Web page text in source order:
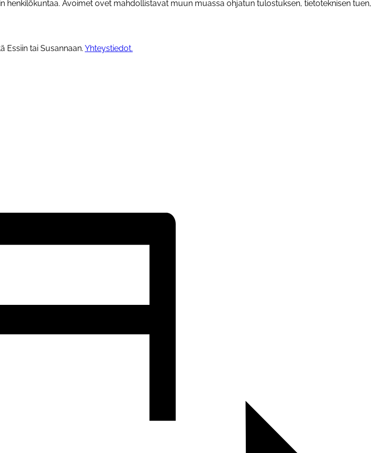
henkilökuntaa. Avoimet ovet mahdollistavat muun muassa ohjatun tulostuksen, tietoteknisen tuen,
Essiin tai Susannaan. Yhteystiedot.